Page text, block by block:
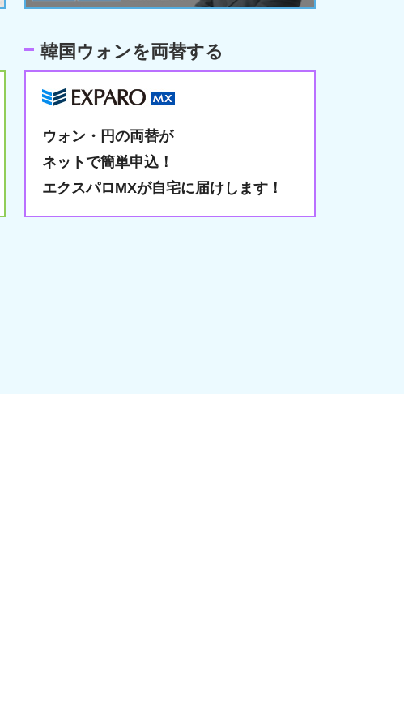
韓国ウォンを両替する
ウォン・円の両替が
ネットで簡単申込！
エクスパロMXが自宅に届けします！